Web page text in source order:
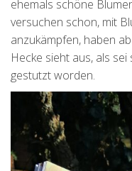
ehemals schöne
versuchen schon, mit
anzukämpfen, haben
Hecke sieht aus, als
gestutzt worden.